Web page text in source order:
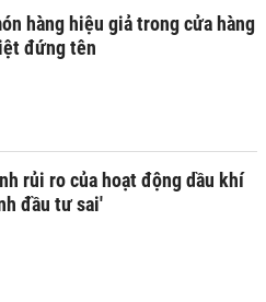
hàng hiệu giả trong cửa hàng
đứng tên
rủi ro của hoạt động dầu khí
đầu tư sai'